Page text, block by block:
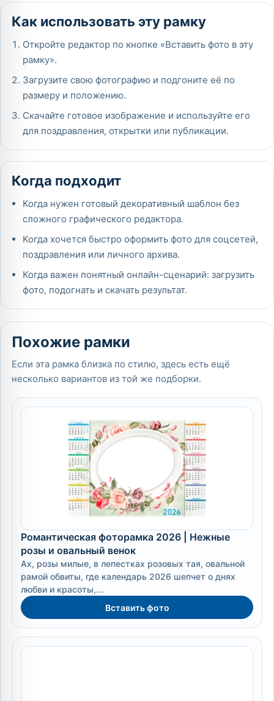
Как использовать эту рамку
Откройте редактор по кнопке «Вставить фото в эту
рамку».
Загрузите свою фотографию и подгоните её по
размеру и положению.
Скачайте готовое изображение и используйте его
для поздравления, открытки или публикации.
Когда подходит
Когда нужен готовый декоративный шаблон без
сложного графического редактора.
Когда хочется быстро оформить фото для соцсетей,
поздравления или личного архива.
Когда важен понятный онлайн-сценарий: загрузить
фото, подогнать и скачать результат.
Похожие рамки
Если эта рамка близка по стилю, здесь есть ещё
несколько вариантов из той же подборки.
Романтическая фоторамка 2026 | Нежные
розы и овальный венок
Ах, розы милые, в лепестках розовых тая, овальной
рамой обвиты, где календарь 2026 шепчет о днях
любви и красоты,...
Вставить фото